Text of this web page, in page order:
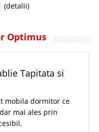
(detalii)
Optimus
Tapitata si
mobila dormitor ce
mai ales prin